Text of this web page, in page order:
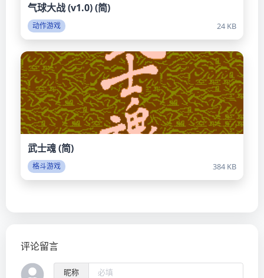
气球大战 (v1.0) (简)
动作游戏 24 KB
武士魂 (简)
格斗游戏 384 KB
评论留言
昵称